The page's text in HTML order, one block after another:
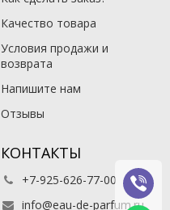
Качество товара
Условия продажи и
возврата
Напишите нам
Отзывы
КОНТАКТЫ
+7-925-626-77-00
info@eau-de-parfum.ru